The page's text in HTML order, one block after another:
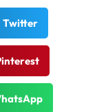
Twitter